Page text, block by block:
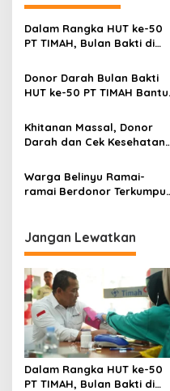
Dalam Rangka HUT ke-50
PT TIMAH, Bulan Bakti di
Massal, Donor Darah, dan
Layanan Kesehatan Gratis
Donor Darah Bulan Bakti
HUT ke-50 PT TIMAH Bantu
Barat
Khitanan Massal, Donor
Darah dan Cek Kesehatan
HUT ke-50 PT TIMAH di
Bangka Tengah
Warga Belinyu Ramai-
ramai Berdonor Terkumpul
TIMAH
Jangan Lewatkan
Dalam Rangka HUT ke-50
PT TIMAH, Bulan Bakti di